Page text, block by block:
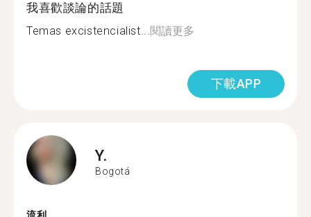
我喜歡談論的話題
Temas excistencialist...閱讀更多
下載APP
Y.
Bogotá